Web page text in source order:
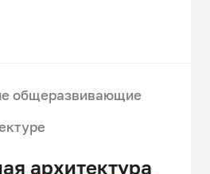
общеразвивающие
архитектура